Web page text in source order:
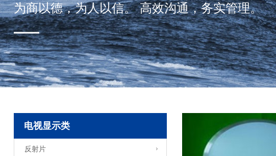
为商以德，为人以信。 高效沟通，务实管理。
电视显示类
反射片